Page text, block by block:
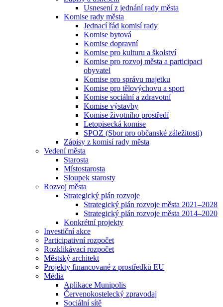
Usnesení z jednání rady města
Komise rady města
Jednací řád komisí rady
Komise bytová
Komise dopravní
Komise pro kulturu a školství
Komise pro rozvoj města a participaci
obyvatel
Komise pro správu majetku
Komise pro tělovýchovu a sport
Komise sociální a zdravotní
Komise výstavby
Komise životního prostředí
Letopisecká komise
SPOZ (Sbor pro občanské záležitosti)
Zápisy z komisí rady města
Vedení města
Starosta
Místostarosta
Sloupek starosty
Rozvoj města
Strategický plán rozvoje
Strategický plán rozvoje města 2021–2028
Strategický plán rozvoje města 2014–2020
Konkrétní projekty
Investiční akce
Participativní rozpočet
Rozklikávací rozpočet
Městský architekt
Projekty financované z prostředků EU
Média
Aplikace Munipolis
Červenokostelecký zpravodaj
Sociální sítě